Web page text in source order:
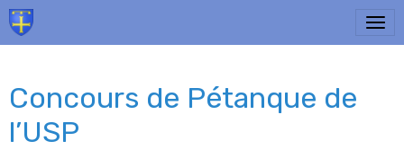
Concours de Pétanque de
l’USP